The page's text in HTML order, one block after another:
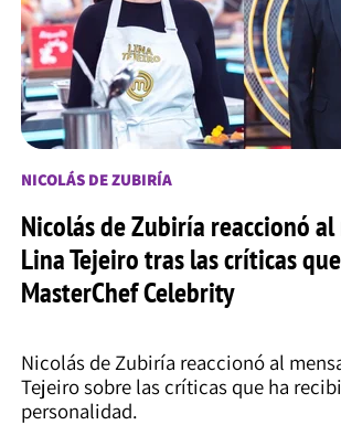
NICOLÁS DE ZUBIRÍA
Nicolás de Zubiría reaccionó
Lina Tejeiro tras las críticas
MasterChef Celebrity
Nicolás de Zubiría reaccionó al
Tejeiro sobre las críticas que ha
personalidad.